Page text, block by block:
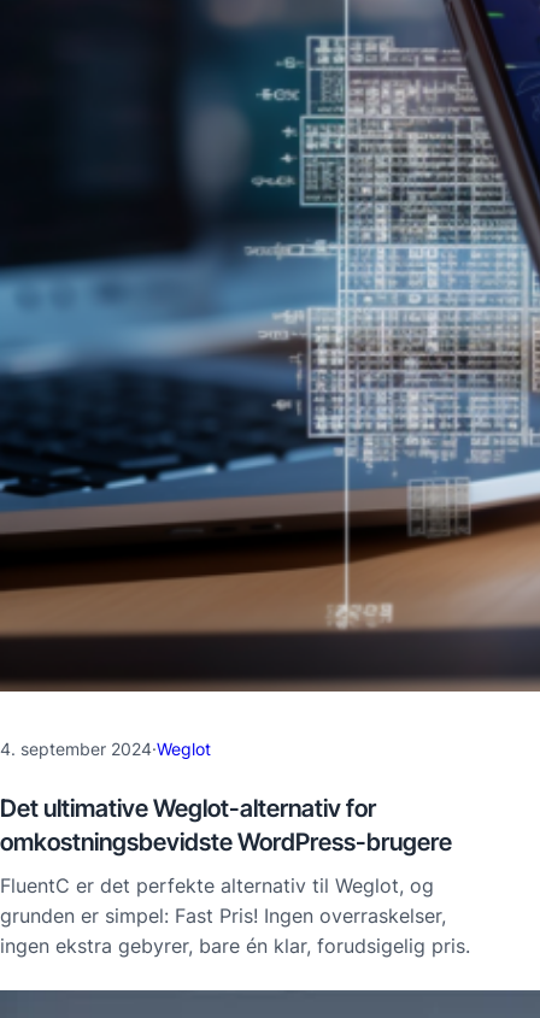
4. september 2024·Weglot
Det ultimative Weglot-alternativ for
omkostningsbevidste WordPress-brugere
FluentC er det perfekte alternativ til Weglot, og
grunden er simpel: Fast Pris! Ingen overraskelser,
ingen ekstra gebyrer, bare én klar, forudsigelig pris.